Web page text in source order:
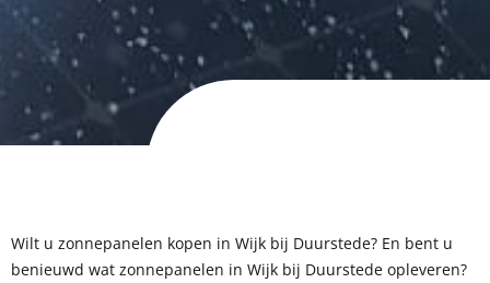
Wilt u zonnepanelen kopen in Wijk bij Duurstede? En bent u
benieuwd wat zonnepanelen in Wijk bij Duurstede opleveren?